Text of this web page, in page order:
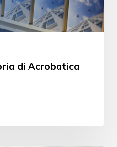
di Acrobatica